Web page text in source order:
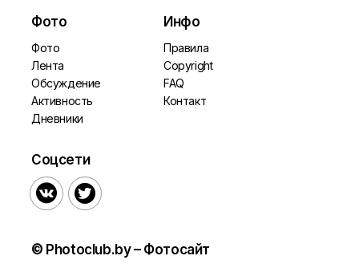
Фото
Фото
Лента
Обсуждение
Активность
Дневники
Инфо
Правила
Copyright
FAQ
Контакт
Соцсети
 
© Photoclub.by – Фотосайт